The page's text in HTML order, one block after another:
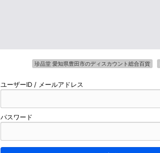
珍品堂 愛知県豊田市のディスカウント総合百貨
ユーザーID / メールアドレス
パスワード